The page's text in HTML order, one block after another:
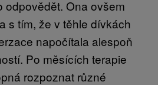
odpovědět. Ona ovšem
s tím, že v těhle dívkách
napočítala alespoň
Po měsících terapie
rozpoznat různé